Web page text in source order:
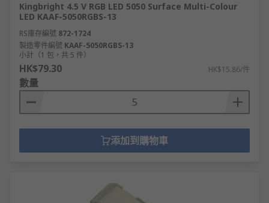
Kingbright 4.5 V RGB LED 5050 Surface Multi-Colour
LED KAAF-5050RGBS-13
RS庫存編號 872-1724
製造零件編號 KAAF-5050RGBS-13
小計（1 包，共 5 件）
HK$79.30 HK$15.86/件
數量
添加到購物車